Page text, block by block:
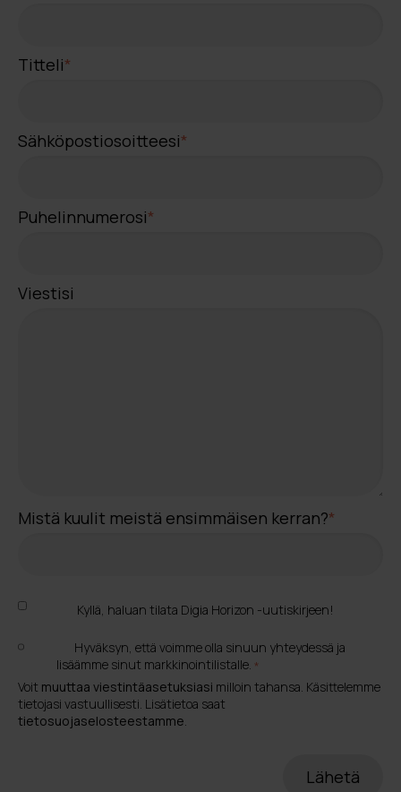
Titteli*
Sähköpostiosoitteesi*
Puhelinnumerosi*
Viestisi
Mistä kuulit meistä ensimmäisen kerran?*
Kyllä, haluan tilata Digia Horizon -uutiskirjeen!
Hyväksyn, että voimme olla sinuun yhteydessä ja
lisäämme sinut markkinointilistalle. *
Voit muuttaa viestintäasetuksiasi milloin tahansa. Käsittelemme
tietojasi vastuullisesti. Lisätietoa saat
tietosuojaselosteestamme